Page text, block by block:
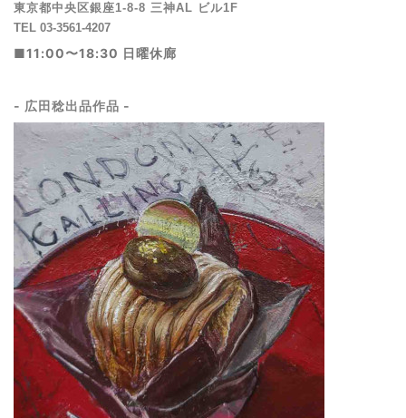
東京都中央区銀座1-8-8 三神AL ビル1F
TEL 03-3561-4207
■11:00〜18:30 日曜休廊
- 広田稔出品作品 -